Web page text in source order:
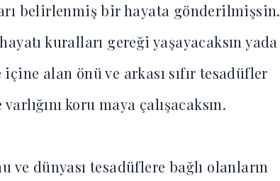
belirlenmiş bir hayata gönderilmişsin.
kuralları gereği yaşayacaksın yada
alan önü ve arkası sıfır tesadüfler
koru maya çalışacaksın.
ve dünyası tesadüflere bağlı olanların